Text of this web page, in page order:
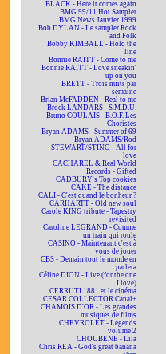
BLACK - Here it comes again
BMG 99/11 Hot Sampler
BMG News Janvier 1999
Bob DYLAN - Le sampler Rock
and Folk
Bobby KIMBALL - Hold the
line
Bonnie RAITT - Come to me
Bonnie RAITT - Love sneakin'
up on you
BRETT - Trois nuits par
semaine
Brian McFADDEN - Real to me
Brock LANDARS - S.M.D.U.
Bruno COULAIS - B.O.F. Les
Choristes
Bryan ADAMS - Summer of 69
Bryan ADAMS/Rod
STEWART/STING - All for
love
CACHAREL & Real World
Records - Gifted
CADBURY's Top cookies
CAKE - The distance
CALI - C'est quand le bonheur ?
CARHARTT - Old new soul
Carole KING tribute - Tapestry
revisited
Caroline LEGRAND - Comme
un train qui roule
CASINO - Maintenant c'est à
vous de jouer
CBS - Demain tout le monde en
parlera
Céline DION - Live (for the one
I love)
CERRUTI 1881 et le cinéma
CESAR COLLECTOR Canal+
CHAMOIS D'OR - Les grandes
musiques de films
CHEVROLET - Legends
volume 2
CHOUBENE - Lila
Chris REA - God's great banana